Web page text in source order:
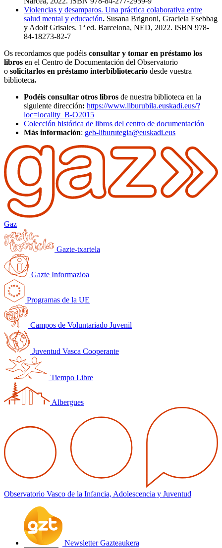
Violencias y desamparos. Una práctica colaborativa entre
salud mental y educación. Susana Brignoni, Graciela Esebbag
y Adolf Grisales. 1ª ed. Barcelona, NED, 2022. ISBN 978-
84-18273-82-7
Os recordamos que podéis consultar y tomar en préstamo los
libros en el Centro de Documentación del Observatorio
o solicitarlos en préstamo interbibliotecario desde vuestra
biblioteca.
Podéis consultar otros libros de nuestra biblioteca en la
siguiente dirección: https://www.liburubila.euskadi.eus/?
loc=locality_B-O2015
Colección histórica de libros del centro de documentación
Más información: geb-liburutegia@euskadi.eus
Gaz
Gazte-txartela
Gazte Informazioa
Programas de la UE
Campos de Voluntariado Juvenil
Juventud Vasca Cooperante
Tiempo Libre
Albergues
Observatorio Vasco de la Infancia, Adolescencia y Juventud
Newsletter Gazteaukera